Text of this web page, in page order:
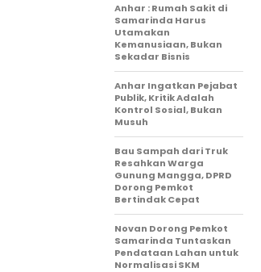
Anhar : Rumah Sakit di
Samarinda Harus
Utamakan
Kemanusiaan, Bukan
Sekadar Bisnis
Anhar Ingatkan Pejabat
Publik, Kritik Adalah
Kontrol Sosial, Bukan
Musuh
Bau Sampah dari Truk
Resahkan Warga
Gunung Mangga, DPRD
Dorong Pemkot
Bertindak Cepat
Novan Dorong Pemkot
Samarinda Tuntaskan
Pendataan Lahan untuk
Normalisasi SKM